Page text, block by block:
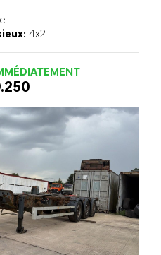
4x2